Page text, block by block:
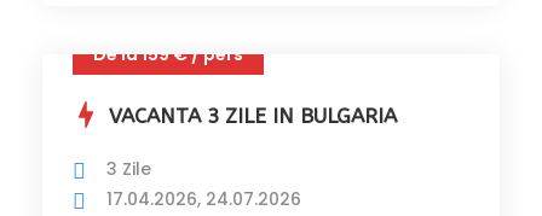
De la 159 € / pers
VACANTA 3 ZILE IN BULGARIA
3 Zile
17.04.2026, 24.07.2026